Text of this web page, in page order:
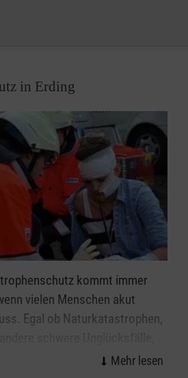
in Erding
kommt immer
vielen Menschen akut
Egal ob Naturkatastrophen,
Einsatzkräfte helfen bei allen